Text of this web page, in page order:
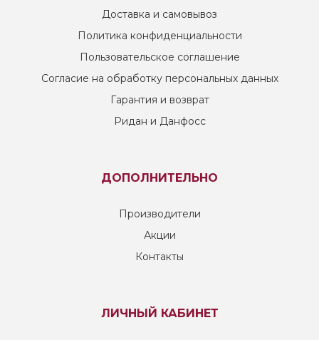
Доставка и самовывоз
Политика конфиденциальности
Пользовательское соглашение
Согласие на обработку персональных данных
Гарантия и возврат
Ридан и Данфосс
ДОПОЛНИТЕЛЬНО
Производители
Акции
Контакты
ЛИЧНЫЙ КАБИНЕТ